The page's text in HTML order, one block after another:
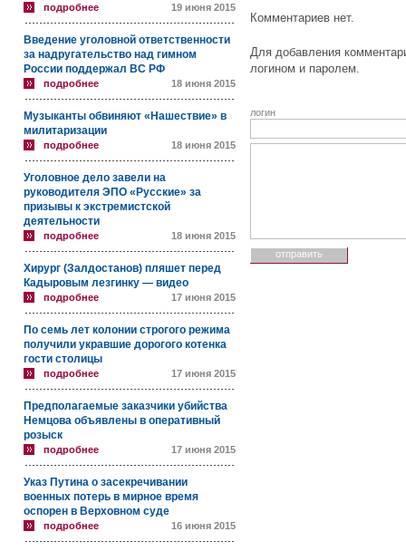
подробнее 19 июня 2015
Введение уголовной ответственности
за надругательство над гимном
России поддержал ВС РФ
подробнее 18 июня 2015
Музыканты обвиняют «Нашествие» в
милитаризации
подробнее 18 июня 2015
Уголовное дело завели на
руководителя ЭПО «Русские» за
призывы к экстремистской
деятельности
подробнее 18 июня 2015
Хирург (Залдостанов) пляшет перед
Кадыровым лезгинку — видео
подробнее 17 июня 2015
По семь лет колонии строгого режима
получили укравшие дорогого котенка
гости столицы
подробнее 17 июня 2015
Предполагаемые заказчики убийства
Немцова объявлены в оперативный
розыск
подробнее 17 июня 2015
Указ Путина о засекречивании
военных потерь в мирное время
оспорен в Верховном суде
подробнее 16 июня 2015
Комментариев нет.
Для добавления
логином и паролем.
логин